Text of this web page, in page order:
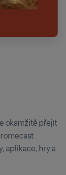
okamžitě přejít
aplikace, hry a